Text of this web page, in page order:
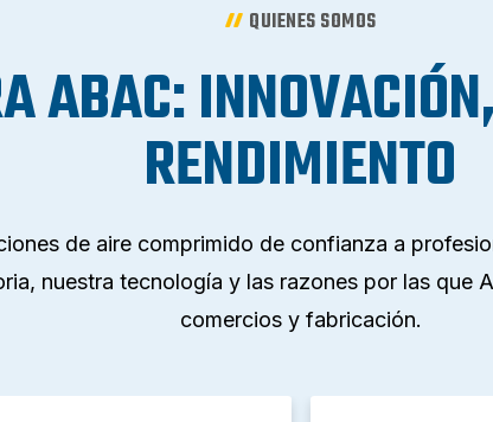
QUIENES SOMOS
ABAC:
RENDIMIENTO
de aire comprimido de confianza a
nuestra tecnología y las razones por las que
comercios y fabricación.